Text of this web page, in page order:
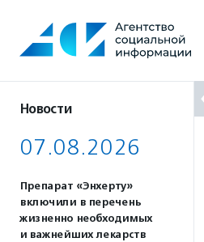
содержанию
Новости
07.08.2026
Препарат «Энхерту»
включили в перечень
жизненно необходимых
и важнейших лекарств